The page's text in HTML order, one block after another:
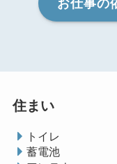
お仕事の
住まい
トイレ
蓄電池